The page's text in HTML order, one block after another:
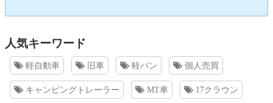
人気キーワード
軽自動車 旧車 軽バン 個人売買
キャンピングトレーラー MT車 17クラウン